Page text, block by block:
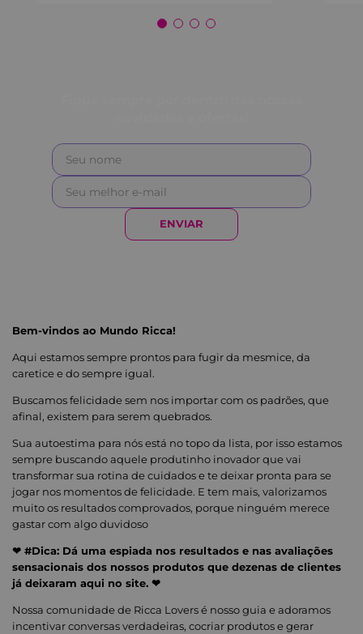
ENVIAR
Bem-vindos ao Mundo Ricca!
Aqui estamos sempre prontos para fugir da mesmice, da
caretice e do sempre igual.
Buscamos felicidade sem nos importar com os padrões, que
afinal, existem para serem quebrados.
Sua autoestima para nós está no topo da lista, por isso estamos
sempre buscando aquele produtinho inovador que vai
transformar sua rotina de cuidados e te deixar pronta para se
jogar nos momentos de felicidade. E tem mais, valorizamos
muito os resultados comprovados, porque ninguém merece
gastar com algo duvidoso
❤ #Dica: Dá uma espiada nos resultados e nas avaliações
sensacionais dos nossos produtos que dezenas de clientes
já deixaram aqui no site. ❤
Nossa comunidade de Ricca Lovers é nosso guia e adoramos
incentivar conversas verdadeiras, cocriar produtos e gerar